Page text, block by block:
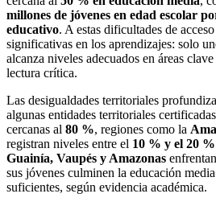
millones de jóvenes en edad escolar
educativo. A estas dificultades de
significativas en los aprendizajes: solo
alcanza niveles adecuados en áreas
lectura crítica.
Las desigualdades territoriales
algunas entidades territoriales
cercanas al 80 %, regiones como la
registran niveles entre el 10 % y el 20 %
Guainía, Vaupés y Amazonas
sus jóvenes culminen la educación
suficientes, según evidencia académica.